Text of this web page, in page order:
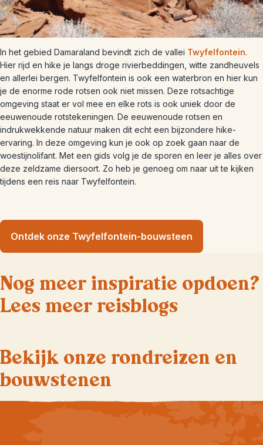
In het gebied Damaraland bevindt zich de vallei Twyfelfontein.
Hier rijd en hike je langs droge rivierbeddingen, witte zandheuvels
en allerlei bergen. Twyfelfontein is ook een waterbron en hier kun
je de enorme rode rotsen ook niet missen. Deze rotsachtige
omgeving staat er vol mee en elke rots is ook uniek door de
eeuwenoude rotstekeningen. De eeuwenoude rotsen en
indrukwekkende natuur maken dit echt een bijzondere hike-
ervaring. In deze omgeving kun je ook op zoek gaan naar de
woestijnolifant. Met een gids volg je de sporen en leer je alles over
deze zeldzame diersoort. Zo heb je genoeg om naar uit te kijken
tijdens een reis naar Twyfelfontein.
Ontdek onze Twyfelfontein-bouwsteen
Nog meer inspiratie opdoen?
Lees meer reisblogs
Bekijk onze rondreizen en
bouwstenen